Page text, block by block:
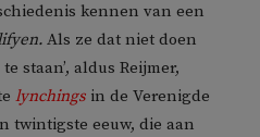
kennen van een
Als ze dat niet doen
staan’, aldus Reijmer,
lynchings in de Verenigde
twintigste eeuw, die aan